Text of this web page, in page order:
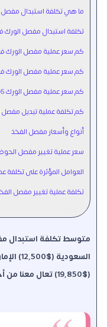
ما هي تكلفة استبدال مفصل
تكلفة استبدال مفصل
كم سعر عملية مفصل الورك
كم سعر عملية مفصل الورك
كم سعر عملية مفصل الورك 2026؟
كم تكلفة عملية تبديل مفصل
أنواع وأسعار مفصل الفخذ
سعر عملية تغيير مفصل
العوامل المؤثرة على
تكلفة عملية تغيير مفصل
متوسط تكلفة استبدال
($19,850) تعال معنا من أجل مقارنة هذه التكاليف مع تركيا!